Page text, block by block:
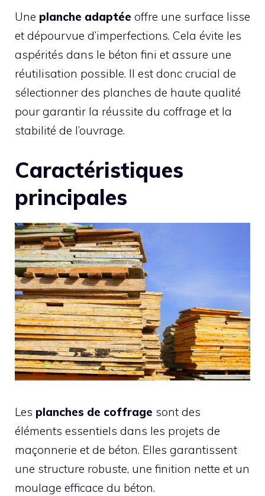
Une planche adaptée offre une surface lisse
et dépourvue d’imperfections. Cela évite les
aspérités dans le béton fini et assure une
réutilisation possible. Il est donc crucial de
sélectionner des planches de haute qualité
pour garantir la réussite du coffrage et la
stabilité de l’ouvrage.
Caractéristiques
principales
Les planches de coffrage sont des
éléments essentiels dans les projets de
maçonnerie et de béton. Elles garantissent
une structure robuste, une finition nette et un
moulage efficace du béton.